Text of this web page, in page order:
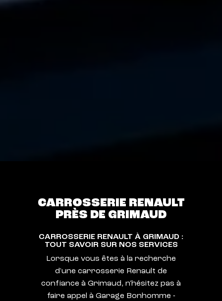
CARROSSERIE RENAULT
PRÈS DE GRIMAUD
CARROSSERIE RENAULT À GRIMAUD :
TOUT SAVOIR SUR NOS SERVICES
Lorsque vous êtes à la recherche
d'une carrosserie Renault de
confiance à Grimaud, n'hésitez pas à
faire appel à Garage Bonhomme -